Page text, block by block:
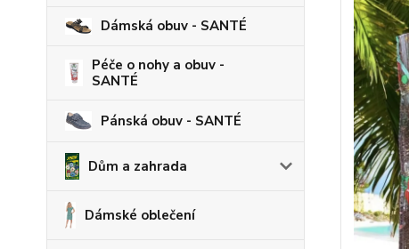
Dámská obuv - SANTÉ
Péče o nohy a obuv -
SANTÉ
Pánská obuv - SANTÉ
Dům a zahrada
Dámské oblečení